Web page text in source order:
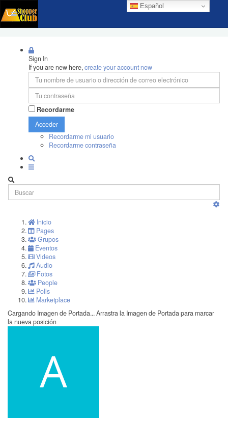
Español
Sign In
If you are new here,create your account now
Recordarme
Acceder
Recordarme mi usuario
Recordarme contraseña
Inicio
Pages
Grupos
Eventos
Videos
Audio
Fotos
People
Polls
Marketplace
Cargando Imagen de Portada... Arrastra la Imagen de Portada para marcar
la nueva posición